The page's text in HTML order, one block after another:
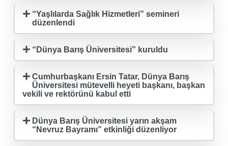
“Yaşlılarda Sağlık Hizmetleri” semineri
düzenlendi
“Dünya Barış Üniversitesi” kuruldu
Cumhurbaşkanı Ersin Tatar, Dünya Barış
Üniversitesi mütevelli heyeti başkanı, başkan
vekili ve rektörünü kabul etti
Dünya Barış Üniversitesi yarın akşam
“Nevruz Bayramı” etkinliği düzenliyor